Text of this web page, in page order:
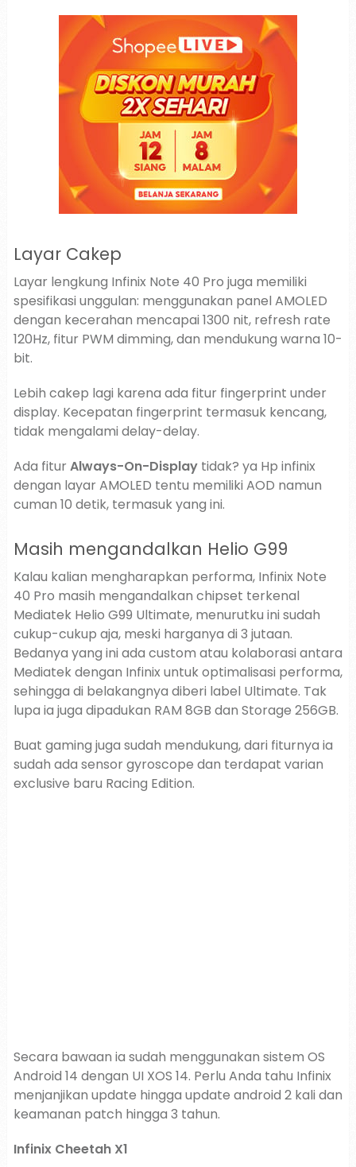
Layar Cakep
Layar lengkung Infinix Note 40 Pro juga memiliki
spesifikasi unggulan: menggunakan panel AMOLED
dengan kecerahan mencapai 1300 nit, refresh rate
120Hz, fitur PWM dimming, dan mendukung warna 10-
bit.
Lebih cakep lagi karena ada fitur fingerprint under
display. Kecepatan fingerprint termasuk kencang,
tidak mengalami delay-delay.
Ada fiturAlways-On-Displaytidak? ya Hp infinix
dengan layar AMOLED tentu memiliki AOD namun
cuman 10 detik, termasuk yang ini.
Masih mengandalkan Helio G99
Kalau kalian mengharapkan performa, Infinix Note
40 Pro masih mengandalkan chipset terkenal
Mediatek Helio G99 Ultimate, menurutku ini sudah
cukup-cukup aja, meski harganya di 3 jutaan.
Bedanya yang ini ada custom atau kolaborasi antara
Mediatek dengan Infinix untuk optimalisasi performa,
sehingga di belakangnya diberi label Ultimate. Tak
lupa ia juga dipadukan RAM 8GB dan Storage 256GB.
Buat gaming juga sudah mendukung, dari fiturnya ia
sudah ada sensor gyroscope dan terdapat varian
exclusive baru Racing Edition.
Secara bawaan ia sudah menggunakan sistem OS
Android 14 dengan UI XOS 14. Perlu Anda tahu Infinix
menjanjikan update hingga update android 2 kali dan
keamanan patch hingga 3 tahun.
Infinix Cheetah X1